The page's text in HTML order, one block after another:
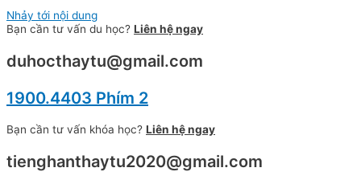
Nhảy tới nội dung
Bạn cần tư vấn du học? Liên hệ ngay
duhocthaytu@gmail.com
1900.4403 Phím 2
Bạn cần tư vấn khóa học? Liên hệ ngay
tienghanthaytu2020@gmail.com